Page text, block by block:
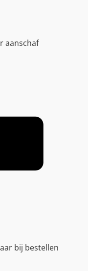
aanschaf
bij bestellen